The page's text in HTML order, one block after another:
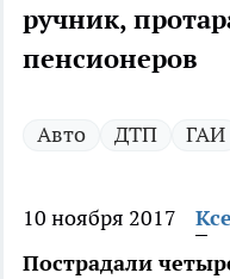
ручник,
пенсионеров
Авто ДТП ГАИ
10 ноября 2017
Пострадали